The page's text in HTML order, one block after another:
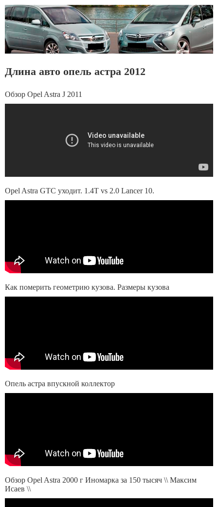
Длина авто опель астра 2012
Обзор Opel Astra J 2011
Opel Astra GTC уходит. 1.4Т vs 2.0 Lancer 10.
Как померить геометрию кузова. Размеры кузова
Опель астра впускной коллектор
Обзор Opel Astra 2000 г Иномарка за 150 тысяч \\ Максим
Исаев \\